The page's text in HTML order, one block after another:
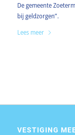
De gemeente
bij geldzorgen”.
Lees meer
VESTIGING